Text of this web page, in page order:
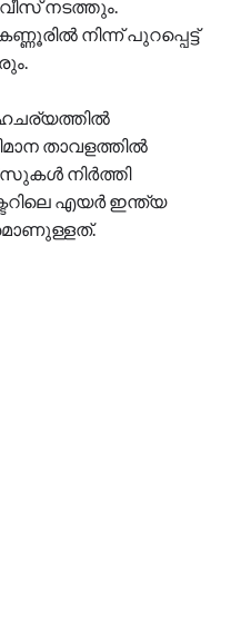
നടത്തും.
നിന്ന് പുറപ്പെട്ട്
താവളത്തിൽ
നിർത്തി
എയർ ഇന്ത്യ